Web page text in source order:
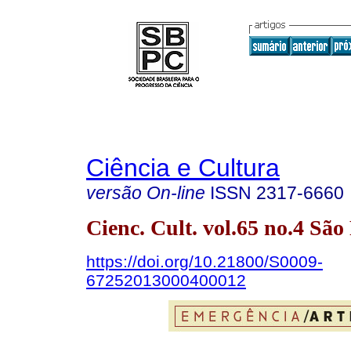
Ciência e Cultura
versão On-line ISSN 2317-6660
Cienc. Cult. vol.65 no.4
https://doi.org/10.21800/S0009-
67252013000400012